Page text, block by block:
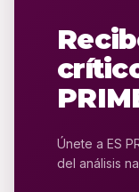
Únete a ES
del análisis